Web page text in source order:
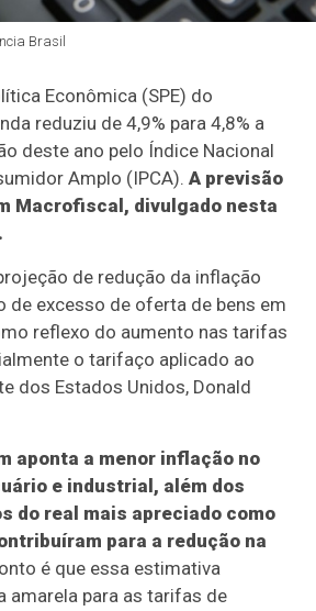
Brasil
Econômica (SPE) do
reduziu de 4,9% para 4,8% a
deste ano pelo Índice Nacional
Amplo (IPCA).A previsão
Macrofiscal, divulgado nesta
de redução da inflação
de excesso de oferta de bens em
reflexo do aumento nas tarifas
o tarifaço aplicado ao
dos Estados Unidos, Donald
aponta a menor inflação no
e industrial, além dos
do real mais apreciado como
para a redução na
é que essa estimativa
amarela para as tarifas de